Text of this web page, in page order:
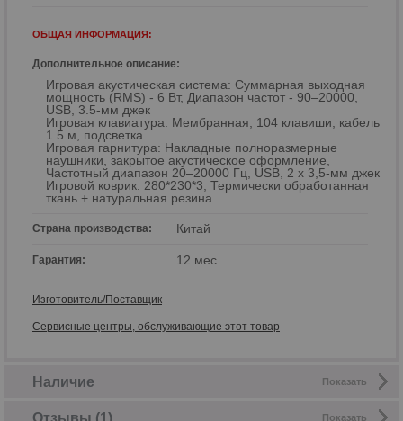
ОБЩАЯ ИНФОРМАЦИЯ:
Дополнительное описание:
Игровая акустическая система: Суммарная выходная
мощность (RMS) - 6 Вт, Диапазон частот - 90–20000,
USB, 3.5-мм джек
Игровая клавиатура: Мембранная, 104 клавиши, кабель
1.5 м, подсветка
Игровая гарнитура: Накладные полноразмерные
наушники, закрытое акустическое оформление,
Частотный диапазон 20–20000 Гц, USB, 2 x 3,5-мм джек
Игровой коврик: 280*230*3, Термически обработанная
ткань + натуральная резина
Страна производства: Китай
Гарантия: 12 мес.
Изготовитель/Поставщик
Сервисные центры, обслуживающие этот товар
Показать
Наличие
Показать
Отзывы (1)